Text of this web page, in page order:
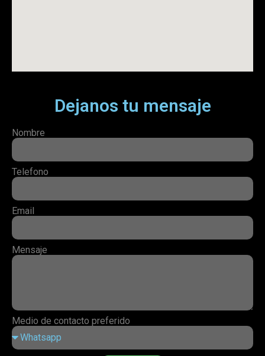
Dejanos tu mensaje
Nombre
Telefono
Email
Mensaje
Medio de contacto preferido